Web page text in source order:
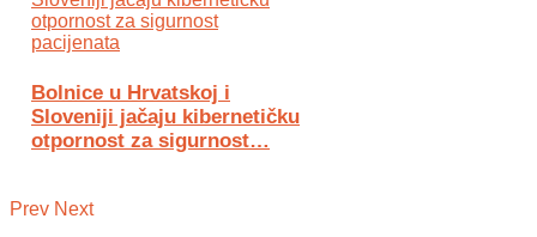
Bolnice u Hrvatskoj i
Sloveniji jačaju kibernetičku
otpornost za sigurnost…
Prev Next